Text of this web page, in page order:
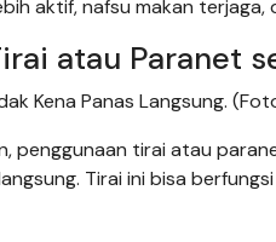
aktif, nafsu makan
atau Paranet
Kena Panas Langsung.
penggunaan tirai atau
Tirai ini bisa